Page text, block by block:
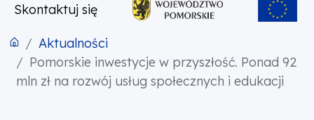
Skontaktuj się
Aktualności
Pomorskie inwestycje w przyszłość. Ponad 92
mln zł na rozwój usług społecznych i edukacji